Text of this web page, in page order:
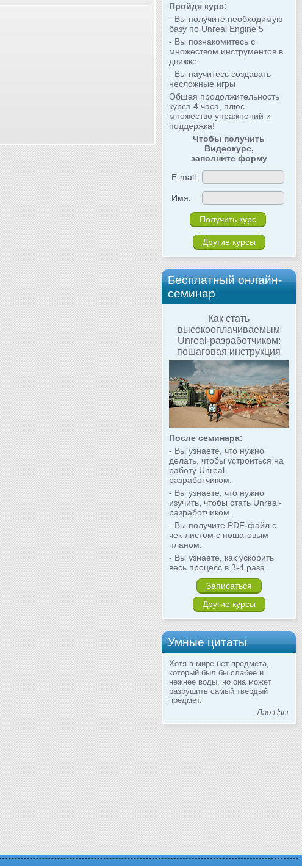
Пройдя курс:
- Вы получите необходимую
базу по Unreal Engine 5
- Вы познакомитесь с
множеством инструментов в
движке
- Вы научитесь создавать
несложные игры
Общая продолжительность
курса 4 часа, плюс
множество упражнений и
поддержка!
Чтобы получить
Видеокурс,
заполните форму
E-mail:
Имя:
Другие курсы
Бесплатный онлайн-
семинар
Как стать
высокооплачиваемым
Unreal-разработчиком:
пошаговая инструкция
После семинара:
- Вы узнаете, что нужно
делать, чтобы устроиться на
работу Unreal-
разработчиком.
- Вы узнаете, что нужно
изучить, чтобы стать Unreal-
разработчиком.
- Вы получите PDF-файл с
чек-листом с пошаговым
планом.
- Вы узнаете, как ускорить
весь процесс в 3-4 раза.
Записаться
Другие курсы
Умные цитаты
Хотя в мире нет предмета,
который был бы слабее и
нежнее воды, но она может
разрушить самый твердый
предмет.
Лао-Цзы